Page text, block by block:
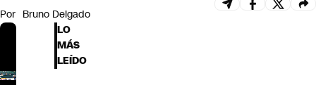
Por Bruno Delgado
LO
MÁS
LEÍDO